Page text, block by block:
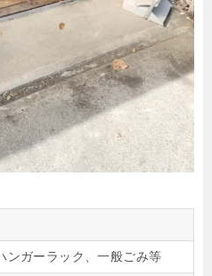
ンガーラック、一般ごみ等